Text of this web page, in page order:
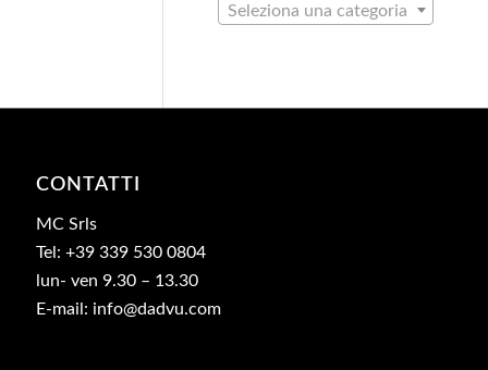
Seleziona una categoria
CONTATTI
MC Srls
Tel: +39 339 530 0804
lun- ven 9.30 – 13.30
E-mail: info@dadvu.com